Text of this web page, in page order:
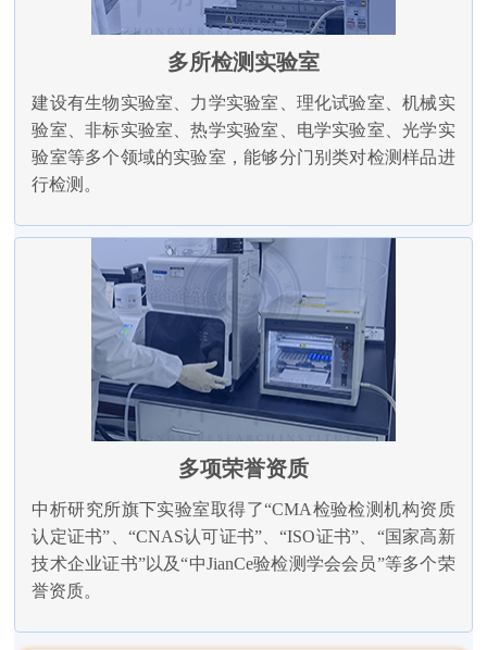
多所检测实验室
建设有生物实验室、力学实验室、理化试验室、机械实
验室、非标实验室、热学实验室、电学实验室、光学实
验室等多个领域的实验室，能够分门别类对检测样品进
行检测。
多项荣誉资质
中析研究所旗下实验室取得了“CMA检验检测机构资质
认定证书”、“CNAS认可证书”、“ISO证书”、“国家高新
技术企业证书”以及“中JianCe验检测学会会员”等多个荣
誉资质。